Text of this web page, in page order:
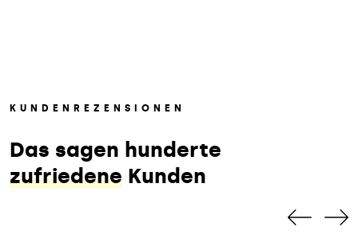
KUNDENREZENSIONEN
Das sagen hunderte
zufriedene Kunden